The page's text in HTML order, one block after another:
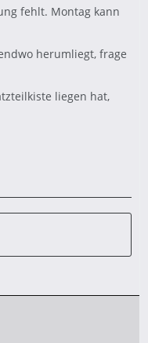
fehlt. Montag kann
herumliegt, frage
liegen hat,